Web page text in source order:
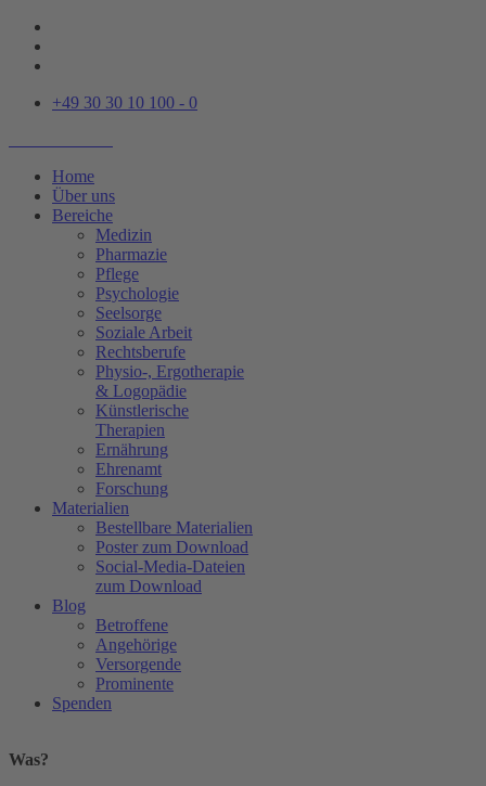
+49 30 30 10 100 - 0
Home
Über uns
Bereiche
Medizin
Pharmazie
Pflege
Psychologie
Seelsorge
Soziale Arbeit
Rechtsberufe
Physio-, Ergotherapie
& Logopädie
Künstlerische
Therapien
Ernährung
Ehrenamt
Forschung
Materialien
Bestellbare Materialien
Poster zum Download
Social-Media-Dateien
zum Download
Blog
Betroffene
Angehörige
Versorgende
Prominente
Spenden
Was?